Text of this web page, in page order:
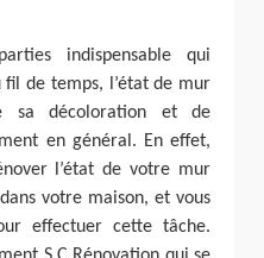
indispensable qui
de temps, l’état de mur
sa décoloration et de
en général. En effet,
l’état de votre mur
votre maison, et vous
effectuer cette tâche.